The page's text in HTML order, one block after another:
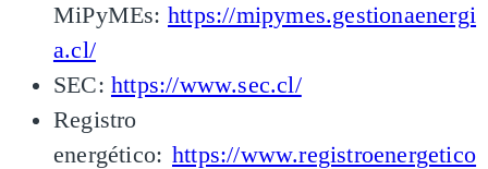
MiPyMEs: https://mipymes.gestionaenergi
a.cl/
SEC: https://www.sec.cl/
Registro
energético: https://www.registroenergetico